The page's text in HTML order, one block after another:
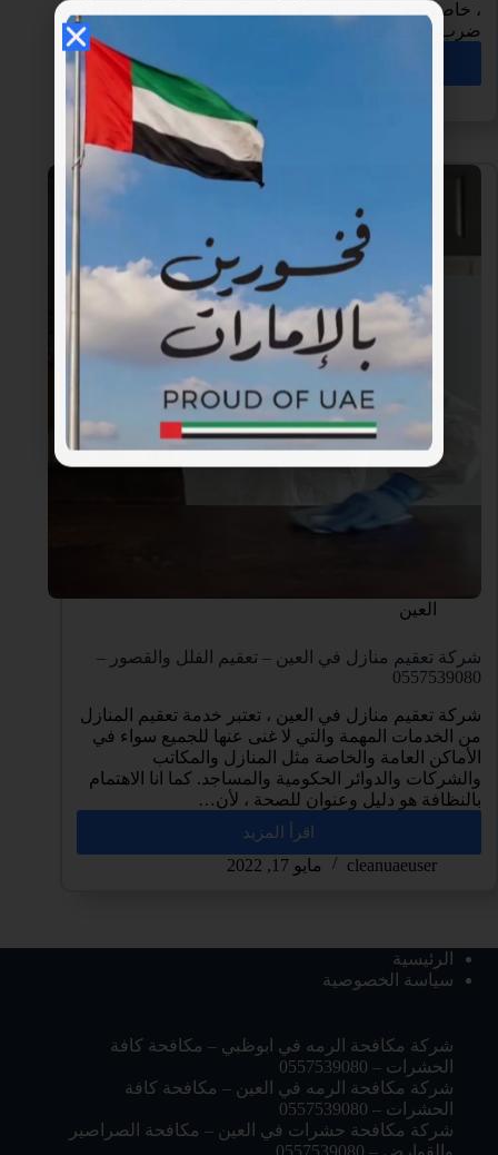
ضرب العالم هذا العام. من المتوقع…
العين
شركة تعقيم منازل في العين – تعقيم الفلل والقصور –
0557539080
شركة تعقيم منازل في العين ، تعتبر خدمة تعقيم المنازل
من الخدمات المهمة والتي لا غنى عنها للجميع سواء في
الأماكن العامة والخاصة مثل المنازل والمكاتب
والشركات والدوائر الحكومية والمساجد. كما انا الاهتمام
بالنظافة هو دليل وعنوان للصحة ، لأن…
اقرأ المزيد
cleanuaeuser مايو 17, 2022
الرئيسية
سياسة الخصوصية
شركة مكافحة الرمه في ابوظبي – مكافحة كافة
الحشرات – 0557539080
شركة مكافحة الرمه في العين – مكافحة كافة
الحشرات – 0557539080
شركة مكافحة حشرات في العين – مكافحة الصراصير
والقوارض – 0557539080